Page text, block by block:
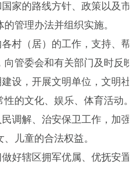
国家的路线方针、政策以及市
管理办法并组织实施。
村（居）的工作，支持、帮
向管委会和有关部门及时反映
设，开展文明单位，文明社
的文化、娱乐、体育活动。
调解、治安保卫工作，加强
儿童的合法权益。
好辖区拥军优属、优抚安置